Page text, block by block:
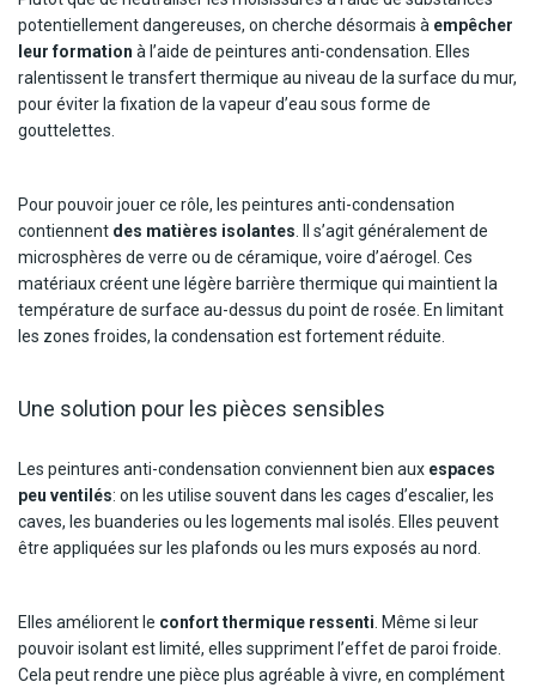
potentiellement dangereuses, on cherche désormais à empêcher
leur formation à l’aide de peintures anti-condensation. Elles
ralentissent le transfert thermique au niveau de la surface du mur,
pour éviter la fixation de la vapeur d’eau sous forme de
gouttelettes.
Pour pouvoir jouer ce rôle, les peintures anti-condensation
contiennent des matières isolantes . Il s’agit généralement de
microsphères de verre ou de céramique, voire d’aérogel. Ces
matériaux créent une légère barrière thermique qui maintient la
température de surface au-dessus du point de rosée. En limitant
les zones froides, la condensation est fortement réduite.
Une solution pour les pièces sensibles
Les peintures anti-condensation conviennent bien aux espaces
peu ventilés: on les utilise souvent dans les cages d’escalier, les
caves, les buanderies ou les logements mal isolés. Elles peuvent
être appliquées sur les plafonds ou les murs exposés au nord.
Elles améliorent le confort thermique ressenti . Même si leur
pouvoir isolant est limité, elles suppriment l’effet de paroi froide.
Cela peut rendre une pièce plus agréable à vivre, en complément